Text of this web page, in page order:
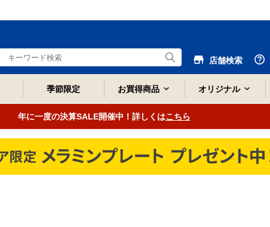
店舗検索
季節限定 お買得商品 オリジナル
年に一度の決算SALE開催中！詳しくはこちら